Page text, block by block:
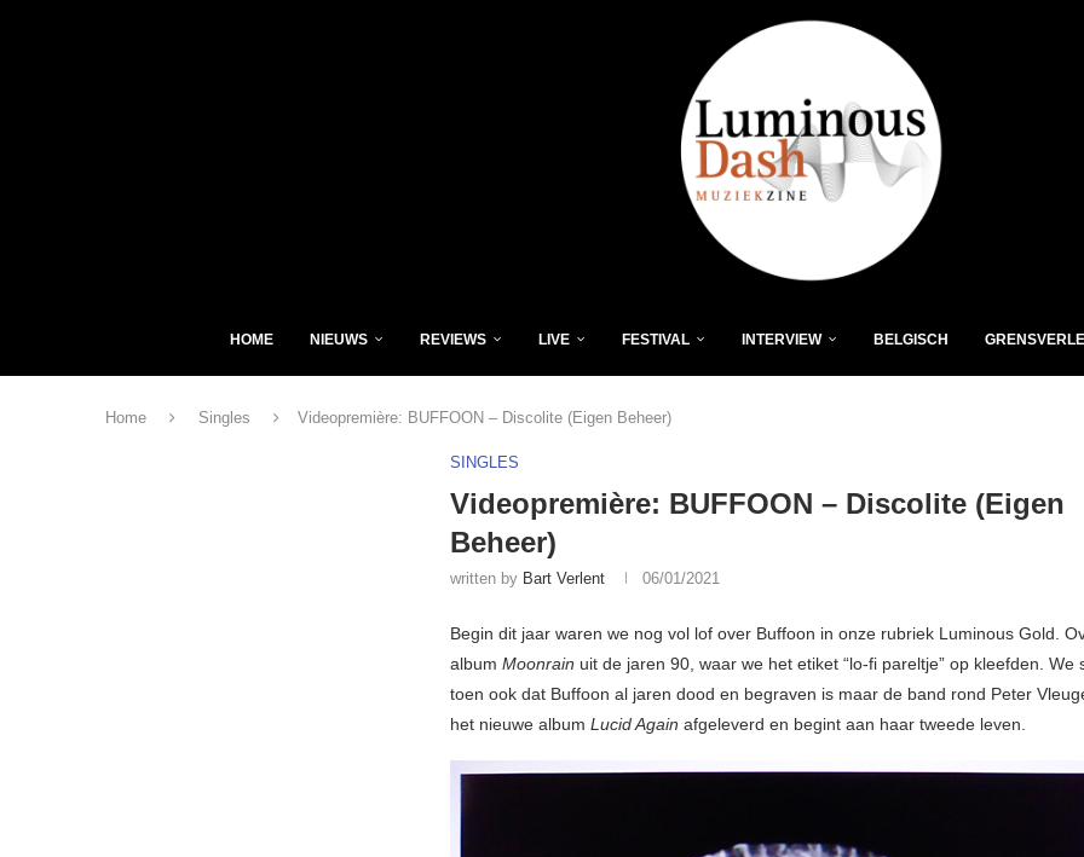
HOME NIEUWS REVIEWS LIVE FESTIVAL INTERVIEW BELGISCH
Home Singles Videopremière: BUFFOON – Discolite (Eigen Beheer)
SINGLES
Videopremière: BUFFOON – Discolite (Eigen
Beheer)
written by Bart Verlent 06/01/2021
Begin dit jaar waren we nog vol lof over Buffoon in onze rubriek Luminous Gold.
album Moonrain uit de jaren 90, waar we het etiket “lo-fi pareltje” op kleefden. We
toen ook dat Buffoon al jaren dood en begraven is maar de band rond Peter
het nieuwe album Lucid Again afgeleverd en begint aan haar tweede leven.